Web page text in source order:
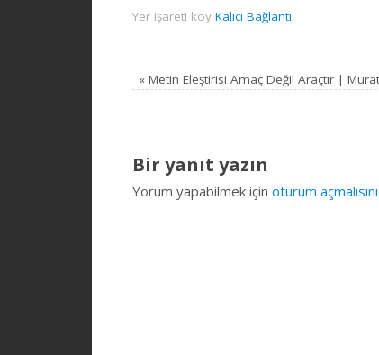
Yer işareti koy Kalıcı Bağlantı.
« Metin Eleştirisi Amaç Değil Araçtır |
Bir yanıt yazın
Yorum yapabilmek için oturum